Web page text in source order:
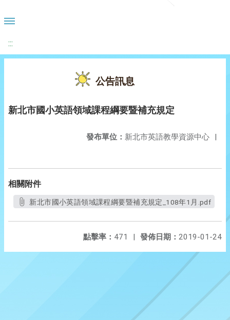
:::
公告訊息
新北市國小英語領域課程綱要暨補充規定
發布單位： 新北市英語教學資源中心 |
相關附件
新北市國小英語領域課程綱要暨補充規定_108年1月.pdf
發佈日期： 2019-01-24
點擊率： 471 |